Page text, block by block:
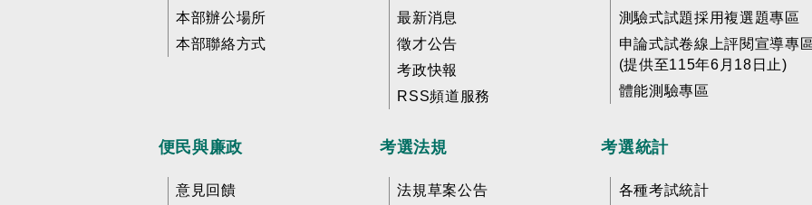
本部辦公場所
本部聯絡方式
最新消息
徵才公告
考政快報
RSS頻道服務
測驗式試題採用複選題專區
申論式試卷線上評閱宣導專
(提供至115年6月18日止)
體能測驗專區
便民與廉政
意見回饋
考選法規
法規草案公告
考選統計
各種考試統計